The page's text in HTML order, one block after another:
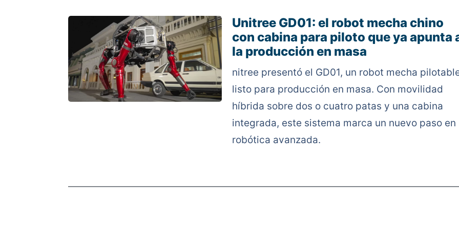
Unitree GD01: el robot mecha chino
con cabina para piloto que ya apunta
la producción en masa
nitree presentó el GD01, un robot mecha
listo para producción en masa. Con movilidad
híbrida sobre dos o cuatro patas y una cabina
integrada, este sistema marca un nuevo paso en
robótica avanzada.